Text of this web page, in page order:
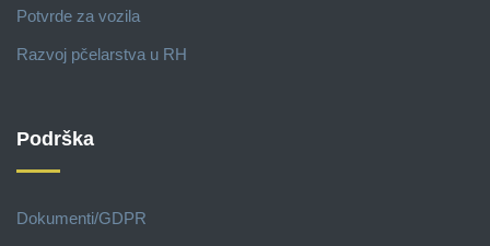
Potvrde za vozila
Razvoj pčelarstva u RH
Podrška
Dokumenti/GDPR